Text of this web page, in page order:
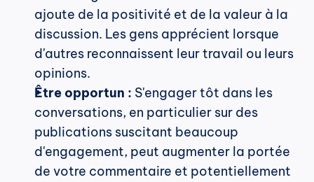
ajoute de la positivité et de la valeur à la
discussion. Les gens apprécient lorsque
d'autres reconnaissent leur travail ou leurs
opinions.
Être opportun : S'engager tôt dans les
conversations, en particulier sur des
publications suscitant beaucoup
d'engagement, peut augmenter la portée
de votre commentaire et potentiellement